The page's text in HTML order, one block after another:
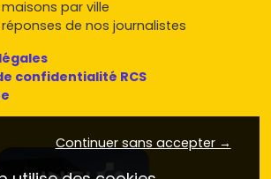
par ville
de nos journalistes
confidentialité RCS
Continuer sans accepter →